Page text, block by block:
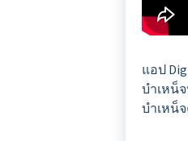
แอป
บำเหน็
บำเหน็